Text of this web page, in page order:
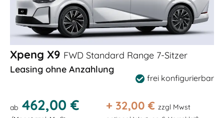
Xpeng X9 FWD Standard Range 7-Sitzer
Leasing ohne Anzahlung
frei konfigurierbar
ab 462,00 € + 32,00 € zzgl Mwst